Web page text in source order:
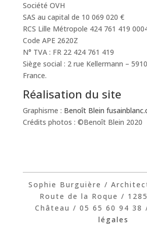
Société OVH
SAS au capital de 10 069 020 €
RCS Lille Métropole 424 761 419
Code APE 2620Z
N° TVA : FR 22 424 761 419
Siège social : 2 rue Kellermann –
France.
Réalisation du site
Graphisme : Benoît Blein
Crédits photos : ©Benoît Blein 2020
Sophie Burguière /
Route de la Roque /
Château / 05 65 60 94
légales